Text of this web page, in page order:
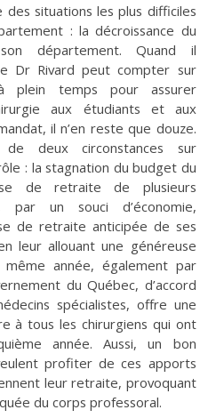
situations les plus difficiles
: la décroissance du
département. Quand il
Dr Rivard peut compter sur
plein temps pour assurer
aux étudiants et aux
il n’en reste que douze.
deux circonstances sur
: la stagnation du budget du
de retraite de plusieurs
par un souci d’économie,
de retraite anticipée de ses
leur allouant une généreuse
année, également par
du Québec, d’accord
spécialistes, offre une
à tous les chirurgiens qui ont
année. Aussi, un bon
profiter de ces apports
leur retraite, provoquant
du corps professoral.